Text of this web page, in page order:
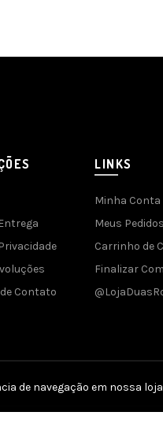
Contato
LINKS
Minha Conta
Meus Pedidos
Carrinho de
Finalizar
de navegação em nossa